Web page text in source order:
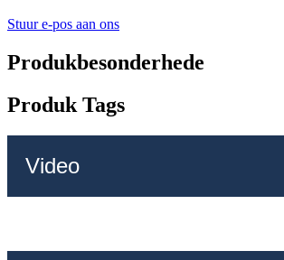
Stuur e-pos aan ons
Produkbesonderhede
Produk Tags
Video